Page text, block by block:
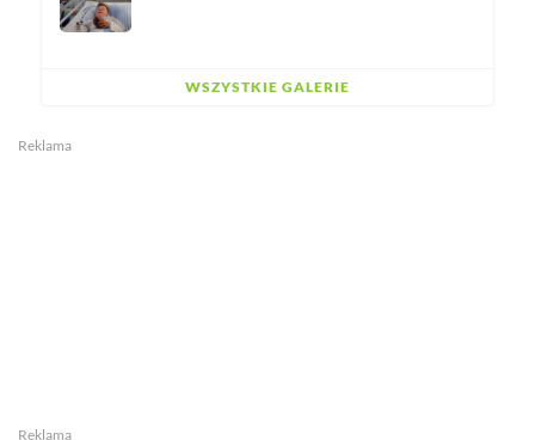
WSZYSTKIE GALERIE
Reklama
Reklama